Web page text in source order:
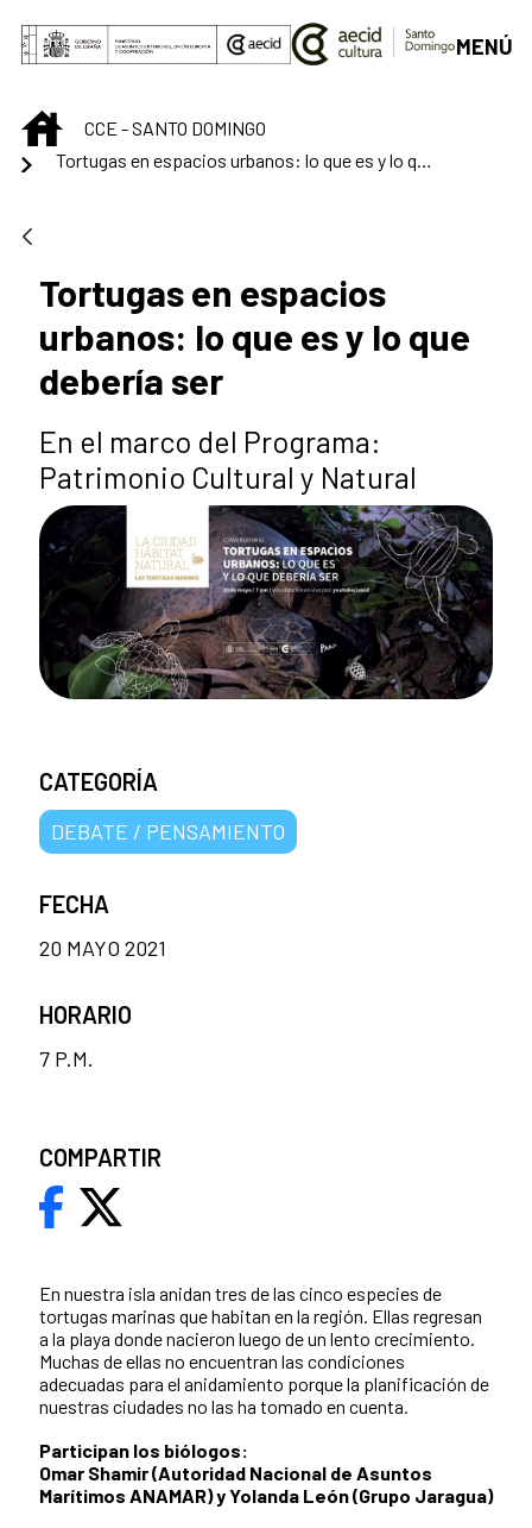
Saltar al contenido principal
MENÚ
INICIOCCE - SANTO DOMINGO
Tortugas en espacios urbanos: lo que es y lo que debería ser
Tortugas en espacios
urbanos: lo que es y lo que
debería ser
En el marco del Programa:
Patrimonio Cultural y Natural
En nuestra isla anidan tres de las cinco especies de
tortugas marinas que habitan en la región. Ellas regresan
a la playa donde nacieron luego de un lento crecimiento.
Muchas de ellas no encuentran las condiciones
adecuadas para el anidamiento porque la planificación de
nuestras ciudades no las ha tomado en cuenta.
Participan los biólogos:
Omar Shamir (Autoridad Nacional de Asuntos
Marítimos ANAMAR) y Yolanda León (Grupo Jaragua)
CATEGORÍA
DEBATE / PENSAMIENTO
FECHA
20 MAYO 2021
HORARIO
7 P.M.
COMPARTIR